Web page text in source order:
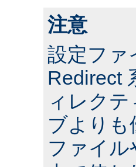
注意
設定ファ
Redirect
ィレク
ブよりも
ファイル